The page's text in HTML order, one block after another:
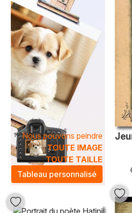
inspirés des miniatures persanes.
Les techniques artistiques
peintures à l'huile confèrent à
profondeur et une texture
portraits majestueux ou de
tableau raconte une histoire
votre espace de vie en un véritable
d'esthétisme. Intégrer une peinture
safavide à votre intérieur, c'est
votre décor, mais aussi inviter une
empreinte d'histoire et de
Nous pouvons peindre
TOUTE IMAGE
TOUTE TAILLE
Tableau personnalisé